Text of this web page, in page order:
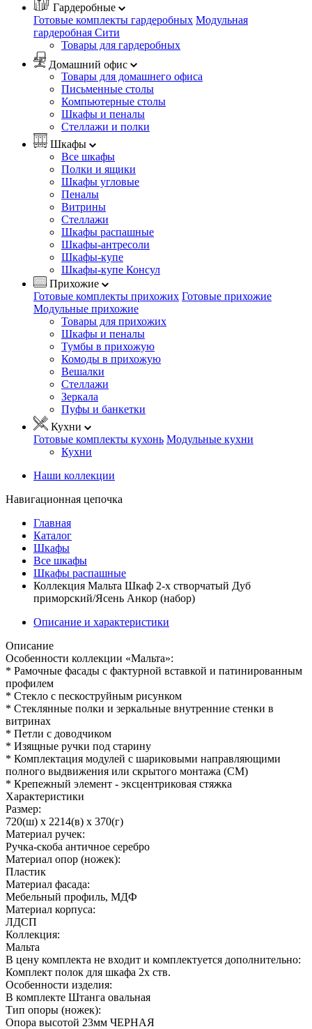
Гардеробные
Готовые комплекты гардеробных Модульная
гардеробная Сити
Товары для гардеробных
Домашний офис
Товары для домашнего офиса
Письменные столы
Компьютерные столы
Шкафы и пеналы
Стеллажи и полки
Шкафы
Все шкафы
Полки и ящики
Шкафы угловые
Пеналы
Витрины
Стеллажи
Шкафы распашные
Шкафы-антресоли
Шкафы-купе
Шкафы-купе Консул
Прихожие
Готовые комплекты прихожих Готовые прихожие
Модульные прихожие
Товары для прихожих
Шкафы и пеналы
Тумбы в прихожую
Комоды в прихожую
Вешалки
Стеллажи
Зеркала
Пуфы и банкетки
Кухни
Готовые комплекты кухонь Модульные кухни
Кухни
Наши коллекции
Навигационная цепочка
Главная
Каталог
Шкафы
Все шкафы
Шкафы распашные
Коллекция Мальта Шкаф 2-х створчатый Дуб
приморский/Ясень Анкор (набор)
Описание и характеристики
Описание
Особенности коллекции «Мальта»:
* Рамочные фасады с фактурной вставкой и патинированным
профилем
* Стекло с пескоструйным рисунком
* Стеклянные полки и зеркальные внутренние стенки в
витринах
* Петли с доводчиком
* Изящные ручки под старину
* Комплектация модулей с шариковыми направляющими
полного выдвижения или скрытого монтажа (СМ)
* Крепежный элемент - эксцентриковая стяжка
Характеристики
Размер:
720(ш) x 2214(в) x 370(г)
Материал ручек:
Ручка-скоба античное серебро
Материал опор (ножек):
Пластик
Материал фасада:
Мебельный профиль, МДФ
Материал корпуса:
ЛДСП
Коллекция:
Мальта
В цену комплекта не входит и комплектуется дополнительно:
Комплект полок для шкафа 2х ств.
Особенности изделия:
В комплекте Штанга овальная
Тип опоры (ножек):
Опора высотой 23мм ЧЕРНАЯ